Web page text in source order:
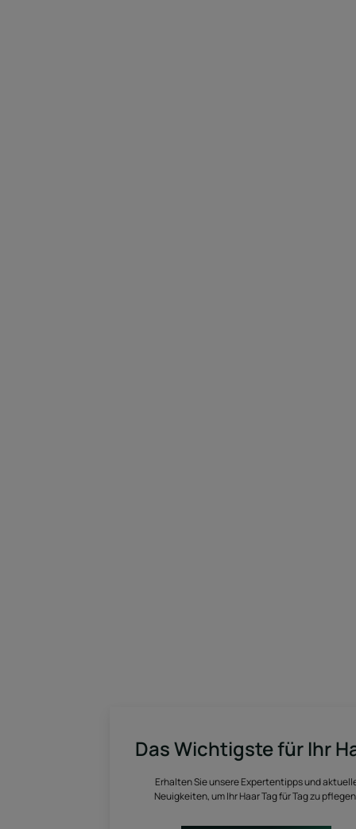
Das Wichtigste für Ihr
Erhalten Sie unsere Expertentipps und
Neuigkeiten, um Ihr Haar Tag für Tag zu